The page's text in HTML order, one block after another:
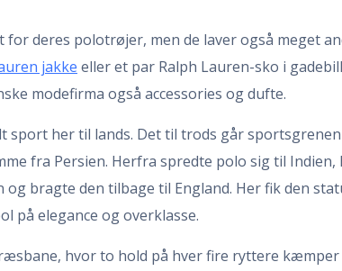
deres polotrøjer, men de laver også meget
jakke eller et par Ralph Lauren-sko i
modefirma også accessories og dufte.
sport her til lands. Det til trods går
fra Persien. Herfra spredte polo sig til Indien,
og bragte den tilbage til England. Her fik den
på elegance og overklasse.
hvor to hold på hver fire ryttere